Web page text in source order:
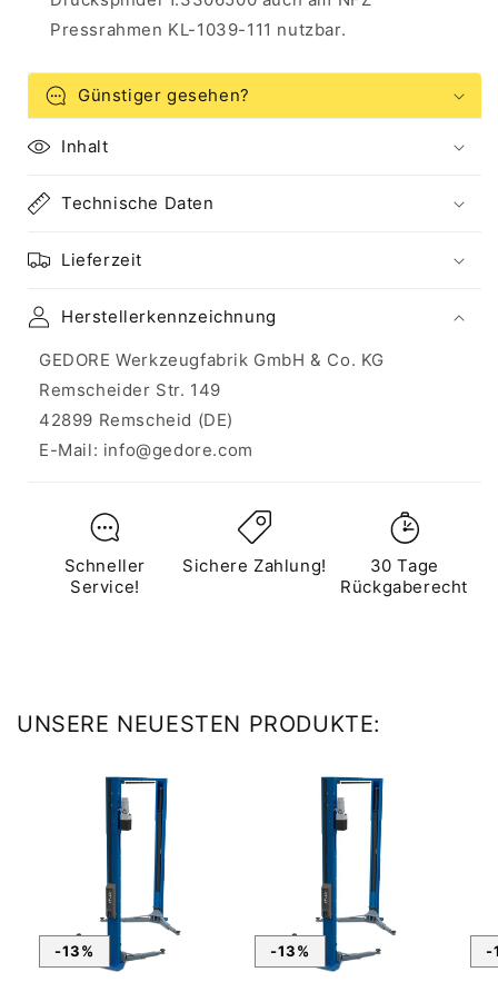
Pressrahmen KL-1039-111 nutzbar.
Günstiger gesehen?
Inhalt
Technische Daten
Lieferzeit
Herstellerkennzeichnung
GEDORE Werkzeugfabrik GmbH & Co. KG
Remscheider Str. 149
42899 Remscheid (DE)
E-Mail: info@gedore.com
Schneller
Service!
Sichere Zahlung!
30 Tage
Rückgaberecht
UNSERE NEUESTEN PRODUKTE:
-13% -13% -